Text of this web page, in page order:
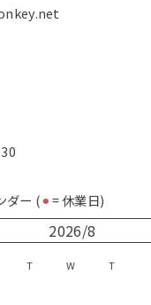
ダー (⚫︎= 休業日)
2026/8
T W T